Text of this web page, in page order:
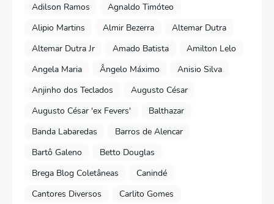
Adilson Ramos
Agnaldo Timóteo
Alipio Martins
Almir Bezerra
Altemar Dutra
Altemar Dutra Jr
Amado Batista
Amilton Lelo
Angela Maria
Ângelo Máximo
Anisio Silva
Anjinho dos Teclados
Augusto César
Augusto César 'ex Fevers'
Balthazar
Banda Labaredas
Barros de Alencar
Bartô Galeno
Betto Douglas
Brega Blog Coletâneas
Canindé
Cantores Diversos
Carlito Gomes